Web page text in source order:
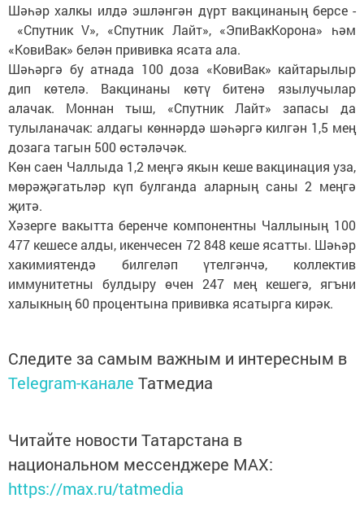
Шәһәр халкы илдә эшләнгән дүрт вакцинаның берсе -
«Спутник V», «Спутник Лайт», «ЭпиВакКорона» һәм
«КовиВак» белән прививка ясата ала.
Шәһәргә бу атнада 100 доза «КовиВак» кайтарылыр
дип көтелә. Вакцинаны көтү битенә язылучылар
алачак. Моннан тыш, «Спутник Лайт» запасы да
тулыланачак: алдагы көннәрдә шәһәргә килгән 1,5 мең
дозага тагын 500 өстәләчәк.
Көн саен Чаллыда 1,2 меңгә якын кеше вакцинация уза,
мөрәҗәгатьләр күп булганда аларның саны 2 меңгә
җитә.
Хәзерге вакытта беренче компонентны Чаллының 100
477 кешесе алды, икенчесен 72 848 кеше ясатты. Шәһәр
хакимиятендә билгеләп үтелгәнчә, коллектив
иммунитетны булдыру өчен 247 мең кешегә, ягъни
халыкның 60 процентына прививка ясатырга кирәк.
Следите за самым важным и интересным в
Telegram-канале Татмедиа
Читайте новости Татарстана в
национальном мессенджере MАХ:
https://max.ru/tatmedia